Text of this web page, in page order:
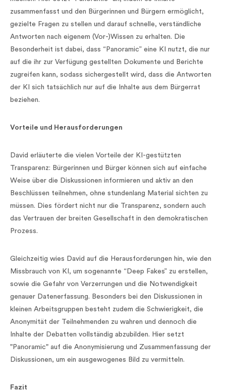
zusammenfasst und den Bürgerinnen und Bürgern ermöglicht,
gezielte Fragen zu stellen und darauf schnelle, verständliche
Antworten nach eigenem (Vor-)Wissen zu erhalten. Die
Besonderheit ist dabei, dass “Panoramic” eine KI nutzt, die nur
auf die ihr zur Verfügung gestellten Dokumente und Berichte
zugreifen kann, sodass sichergestellt wird, dass die Antworten
der KI sich tatsächlich nur auf die Inhalte aus dem Bürgerrat
beziehen.
Vorteile und Herausforderungen
David erläuterte die vielen Vorteile der KI-gestützten
Transparenz: Bürgerinnen und Bürger können sich auf einfache
Weise über die Diskussionen informieren und aktiv an den
Beschlüssen teilnehmen, ohne stundenlang Material sichten zu
müssen. Dies fördert nicht nur die Transparenz, sondern auch
das Vertrauen der breiten Gesellschaft in den demokratischen
Prozess.
Gleichzeitig wies David auf die Herausforderungen hin, wie den
Missbrauch von KI, um sogenannte “Deep Fakes” zu erstellen,
sowie die Gefahr von Verzerrungen und die Notwendigkeit
genauer Datenerfassung. Besonders bei den Diskussionen in
kleinen Arbeitsgruppen besteht zudem die Schwierigkeit, die
Anonymität der Teilnehmenden zu wahren und dennoch die
Inhalte der Debatten vollständig abzubilden. Hier setzt
"Panoramic" auf die Anonymisierung und Zusammenfassung der
Diskussionen, um ein ausgewogenes Bild zu vermitteln.
Fazit